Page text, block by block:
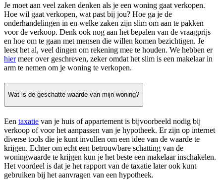
Je moet aan veel zaken denken als je een woning gaat verkopen.
Hoe wil gaat verkopen, wat past bij jou? Hoe ga je de
onderhandelingen in en welke zaken zijn slim om aan te pakken
voor de verkoop. Denk ook nog aan het bepalen van de vraagprijs
en hoe om te gaan met mensen die willen komen bezichtigen. Je
leest het al, veel dingen om rekening mee te houden. We hebben er
hiermeer over geschreven, zeker omdat het slim is een makelaar in
arm te nemen om je woning te verkopen.
Wat is de geschatte waarde van mijn woning?
Een taxatie van je huis of appartement is bijvoorbeeld nodig bij
verkoop of voor het aanpassen van je hypotheek. Er zijn op internet
diverse tools die je kunt invullen om een idee van de waarde te
krijgen. Echter om echt een betrouwbare schatting van de
woningwaarde te krijgen kun je het beste een makelaar inschakelen.
Het voordeel is dat je het rapport van de taxatie later ook kunt
gebruiken bij het aanvragen van een hypotheek.